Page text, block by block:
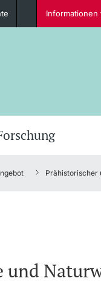
Informationen
Prähistorischer
und